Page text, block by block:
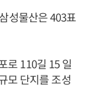
성물산은 403표
로 110길 15 일
모 단지를 조성